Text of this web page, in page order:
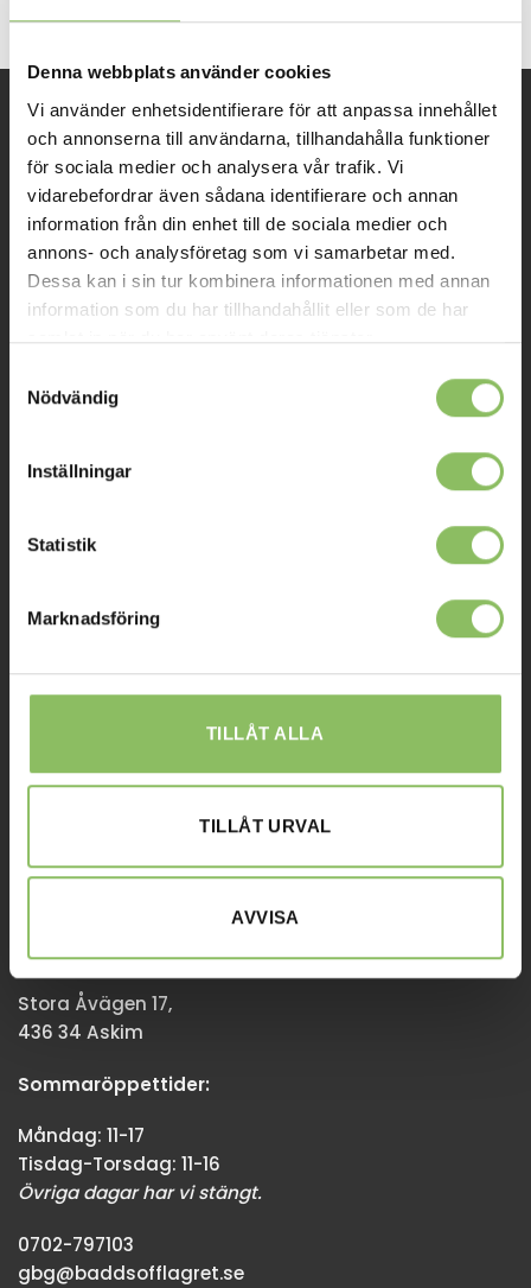
Denna webbplats använder cookies
Vi använder enhetsidentifierare för att anpassa innehållet
och annonserna till användarna, tillhandahålla funktioner
för sociala medier och analysera vår trafik. Vi
vidarebefordrar även sådana identifierare och annan
information från din enhet till de sociala medier och
annons- och analysföretag som vi samarbetar med.
Dessa kan i sin tur kombinera informationen med annan
information som du har tillhandahållit eller som de har
samlat in när du har använt deras tjänster.
Nödvändig
Inställningar
Statistik
Marknadsföring
TILLÅT ALLA
TILLÅT URVAL
AVVISA
INFORMATION
Om oss
Kontakt
Mitt konto
Köpvillkor
Leverans
Reklamation
168 67 Bromma
Sommaröppettider:
Övriga dagar har vi stängt.
info@baddsofflagret.se
Stora Åvägen 17,
436 34 Askim
Sommaröppettider:
Måndag: 11-17
Tisdag-Torsdag: 11-16
Övriga dagar har vi stängt.
0702-797103
gbg@baddsofflagret.se